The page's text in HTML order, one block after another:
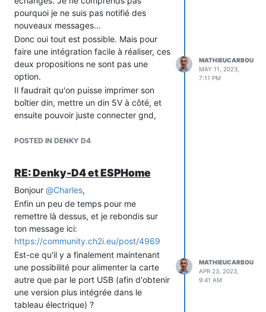
pourquoi je ne suis pas notifié des
nouveaux messages...
Donc oui tout est possible. Mais pour
faire une intégration facile à réaliser, ces
deux propositions ne sont pas une
option.
Il faudrait qu'on puisse imprimer son
boîtier din, mettre un din 5V à côté, et
ensuite pouvoir juste connecter gnd,
connecteurs appropriés.
module qui est plus une vision tableau
électrique puisque c'est là qu'il se
trouve au final. Et une bonne intégration
au tableau passe par les fils du tic tirés
en arrière du linky et des supports din.
Mathieu.
POSTED IN DENKY D4
MATHIEUCARBOU
MAY 11, 2023,
7:11 PM
RE: Denky-D4 et ESPHome
Bonjour @Charles,
Enfin un peu de temps pour me
remettre là dessus, et je rebondis sur
ton message ici:
https://community.ch2i.eu/post/4969
Est-ce qu'il y a finalement maintenant
une possibilité pour alimenter la carte
autre que par le port USB (afin d'obtenir
une version plus intégrée dans le
tableau électrique) ?
MATHIEUCARBOU
APR 23, 2023,
9:41 AM